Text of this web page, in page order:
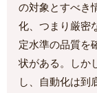
の対象とすべき
化、つまり厳密
定水準の品質を
状がある。しか
し、自動化は到